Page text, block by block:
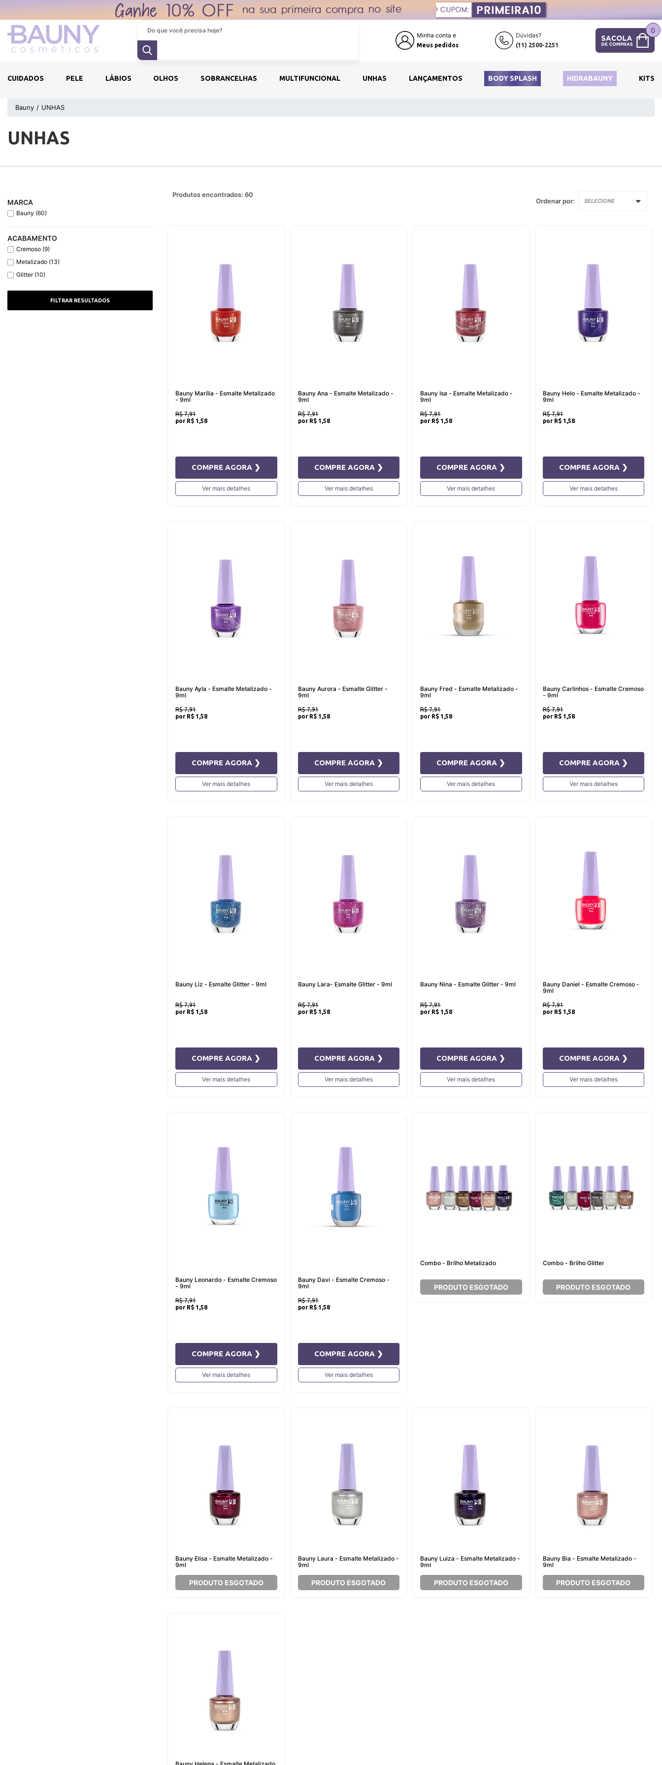
Minha conta e
Meus pedidos
Dúvidas?
(11) 2500-2251
0
CUIDADOS PELE LÁBIOS OLHOS SOBRANCELHAS MULTIFUNCIONAL UNHAS LANÇAMENTOS BODY SPLASH HIDRABAUNY KITS
Bauny UNHAS
UNHAS
MARCA
Bauny (60)
ACABAMENTO
Cremoso (9)
Metalizado (13)
Glitter (10)
Produtos encontrados: 60
Ordenar por:
SELECIONE
Bauny Marília - Esmalte Metalizado
- 9ml
R$ 7,91
R$ 1,58
COMPRE AGORA ❯
Ver mais detalhes
Bauny Ana - Esmalte Metalizado -
9ml
R$ 7,91
R$ 1,58
COMPRE AGORA ❯
Ver mais detalhes
Bauny Isa - Esmalte Metalizado -
9ml
R$ 7,91
R$ 1,58
COMPRE AGORA ❯
Ver mais detalhes
Bauny Helo - Esmalte Metalizado -
9ml
R$ 7,91
R$ 1,58
COMPRE AGORA ❯
Ver mais detalhes
Bauny Ayla - Esmalte Metalizado -
9ml
R$ 7,91
R$ 1,58
COMPRE AGORA ❯
Ver mais detalhes
Bauny Aurora - Esmalte Glitter -
9ml
R$ 7,91
R$ 1,58
COMPRE AGORA ❯
Ver mais detalhes
Bauny Fred - Esmalte Metalizado -
9ml
R$ 7,91
R$ 1,58
COMPRE AGORA ❯
Ver mais detalhes
Bauny Carlinhos - Esmalte Cremoso
- 9ml
R$ 7,91
R$ 1,58
COMPRE AGORA ❯
Ver mais detalhes
Bauny Liz - Esmalte Glitter - 9ml
R$ 7,91
R$ 1,58
COMPRE AGORA ❯
Ver mais detalhes
Bauny Lara- Esmalte Glitter - 9ml
R$ 7,91
R$ 1,58
COMPRE AGORA ❯
Ver mais detalhes
Bauny Nina - Esmalte Glitter - 9ml
R$ 7,91
R$ 1,58
COMPRE AGORA ❯
Ver mais detalhes
Bauny Daniel - Esmalte Cremoso -
9ml
R$ 7,91
R$ 1,58
COMPRE AGORA ❯
Ver mais detalhes
Bauny Leonardo - Esmalte Cremoso
- 9ml
R$ 7,91
R$ 1,58
COMPRE AGORA ❯
Ver mais detalhes
Bauny Davi - Esmalte Cremoso -
9ml
R$ 7,91
R$ 1,58
COMPRE AGORA ❯
Ver mais detalhes
Combo - Brilho Metalizado
PRODUTO ESGOTADO
Combo - Brilho Glitter
PRODUTO ESGOTADO
Bauny Elisa - Esmalte Metalizado -
9ml
PRODUTO ESGOTADO
Bauny Laura - Esmalte Metalizado -
9ml
PRODUTO ESGOTADO
Bauny Luiza - Esmalte Metalizado -
9ml
PRODUTO ESGOTADO
Bauny Bia - Esmalte Metalizado -
9ml
PRODUTO ESGOTADO